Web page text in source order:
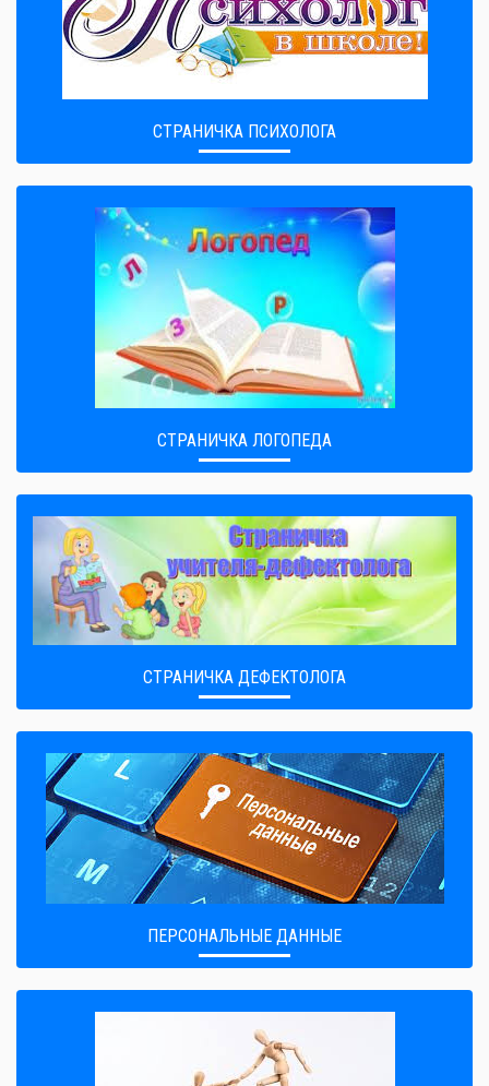
СТРАНИЧКА ПСИХОЛОГА
СТРАНИЧКА ЛОГОПЕДА
СТРАНИЧКА ДЕФЕКТОЛОГА
ПЕРСОНАЛЬНЫЕ ДАННЫЕ